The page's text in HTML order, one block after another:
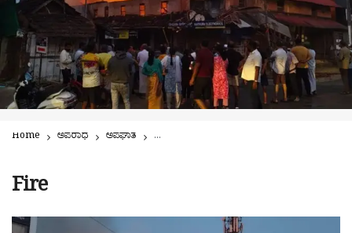
Home ಅಪರಾಧ ಅಪಘಾತ ಪಟಾಕಿ ಅಂಗಡಿಗೆ ಹೊತ್ತಿ ಉರಿದ ಬೆಂಕಿ: ಲಕ್ಷಾಂತರ ರೂ. ನಷ್ಟ
Fire